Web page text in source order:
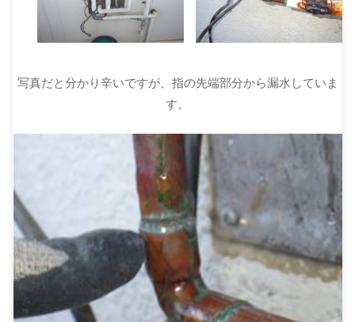
写真だと分かり辛いですが、指の先端部分から漏水していま
す。